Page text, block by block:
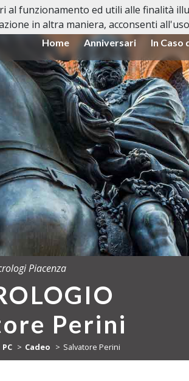
Home Anniversari In Caso
Piacenza
Perini
PC Cadeo Salvatore Perini
funzionamento ed utili alle finalità
in altra maniera, acconsenti